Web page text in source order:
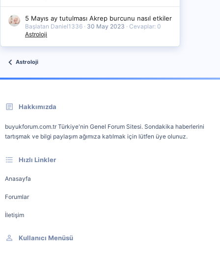
5 Mayıs ay tutulması Akrep burcunu nasıl etkiler
Başlatan Daniel1336 30 May 2023
Cevaplar: 0
Astroloji
Astroloji
Hakkımızda
buyukforum.com.tr Türkiye'nin Genel Forum Sitesi. Sondakika haberlerini
tartışmak ve bilgi paylaşım ağımıza katılmak için lütfen üye olunuz.
Hızlı Linkler
Anasayfa
Forumlar
İletişim
Kullanıcı Menüsü